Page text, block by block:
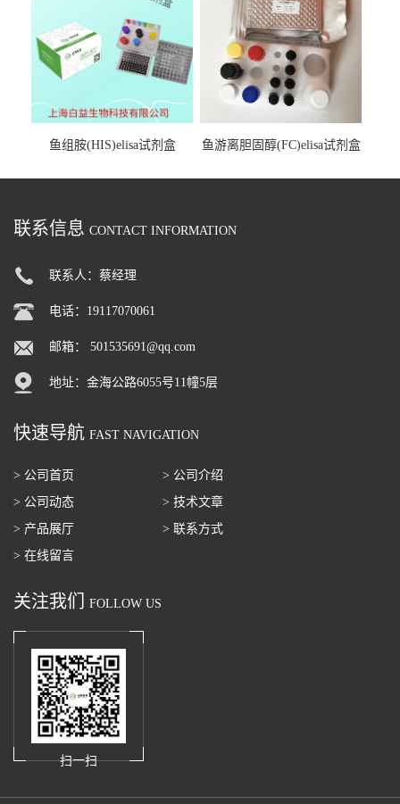
鱼组胺(HIS)elisa试剂盒 鱼游离胆固醇(FC)elisa试剂盒
联系信息 CONTACT INFORMATION
联系人：蔡经理
电话：19117070061
邮箱： 501535691@qq.com
地址：金海公路6055号11幢5层
快速导航 FAST NAVIGATION
> 公司首页
> 公司介绍
> 公司动态
> 技术文章
> 产品展厅
> 联系方式
> 在线留言
关注我们 FOLLOW US
扫一扫